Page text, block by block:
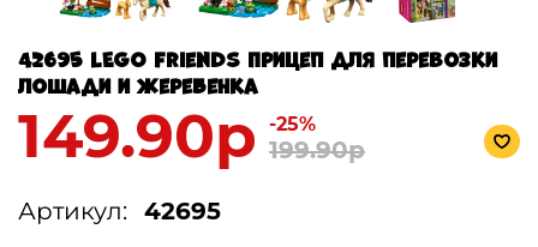
42695 LEGO Friends Прицеп для перевозки
лошади и жеребенка
149.90р -25%
199.90р
Артикул: 42695